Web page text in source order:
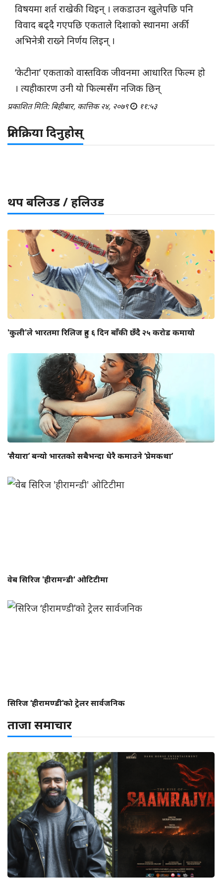
विषयमा शर्त राखेकी थिइन् । लकडाउन खुलेपछि पनि
विवाद बढ्दै गएपछि एकताले दिशाको स्थानमा अर्की
अभिनेत्री राख्ने निर्णय लिइन् ।
‘केटीना’ एकताको वास्तविक जीवनमा आधारित फिल्म हो
। त्यहीकारण उनी यो फिल्मसँग नजिक छिन्
प्रकाशित मिति: बिहीबार, कात्तिक २४, २०७९ ११:५३
प्रतिक्रिया दिनुहोस्
थप बलिउड / हलिउड
'कुली'ले भारतमा रिलिज हुन ६ दिन बाँकी छँदै २५ करोड कमायो
‘सैयारा’ बन्यो भारतको सबैभन्दा धेरै कमाउने ‘प्रेमकथा’
वेब सिरिज 'हीरामन्डी' ओटिटीमा
सिरिज ‘हीरामण्डी’को ट्रेलर सार्वजनिक
ताजा समाचार